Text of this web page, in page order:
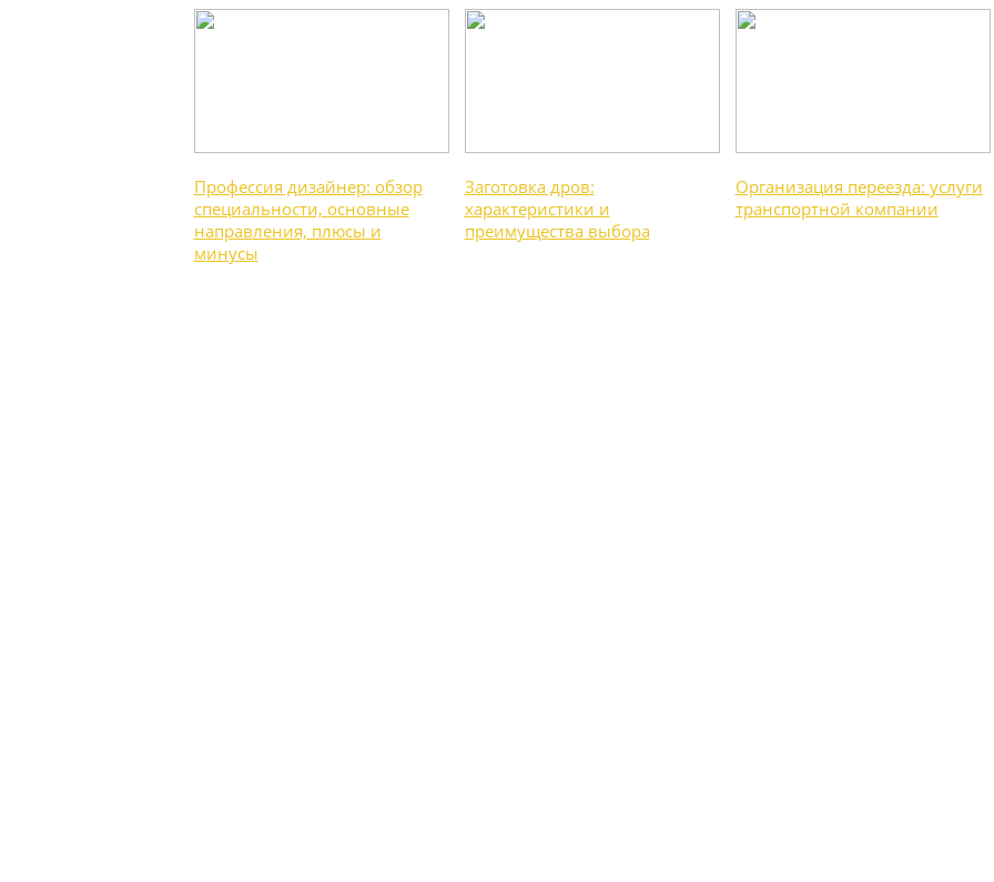
Профессия дизайнер: обзор
специальности, основные
направления, плюсы и
минусы
Заготовка дров:
характеристики и
преимущества выбора
Организация переезда: услуги
транспортной компании